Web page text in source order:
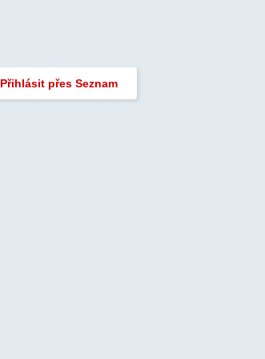
Přihlásit přes Seznam